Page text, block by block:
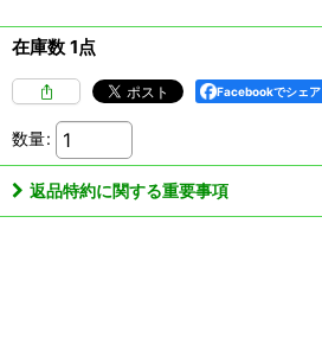
在庫数 1点
Facebookでシェア
数量:
返品特約に関する重要事項